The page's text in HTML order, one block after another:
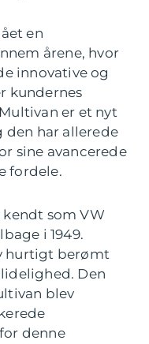
en
årene, hvor
innovative og
kundernes
er et nyt
den har allerede
sine avancerede
fordele.
som VW
i 1949.
hurtigt berømt
Den
blev
denne